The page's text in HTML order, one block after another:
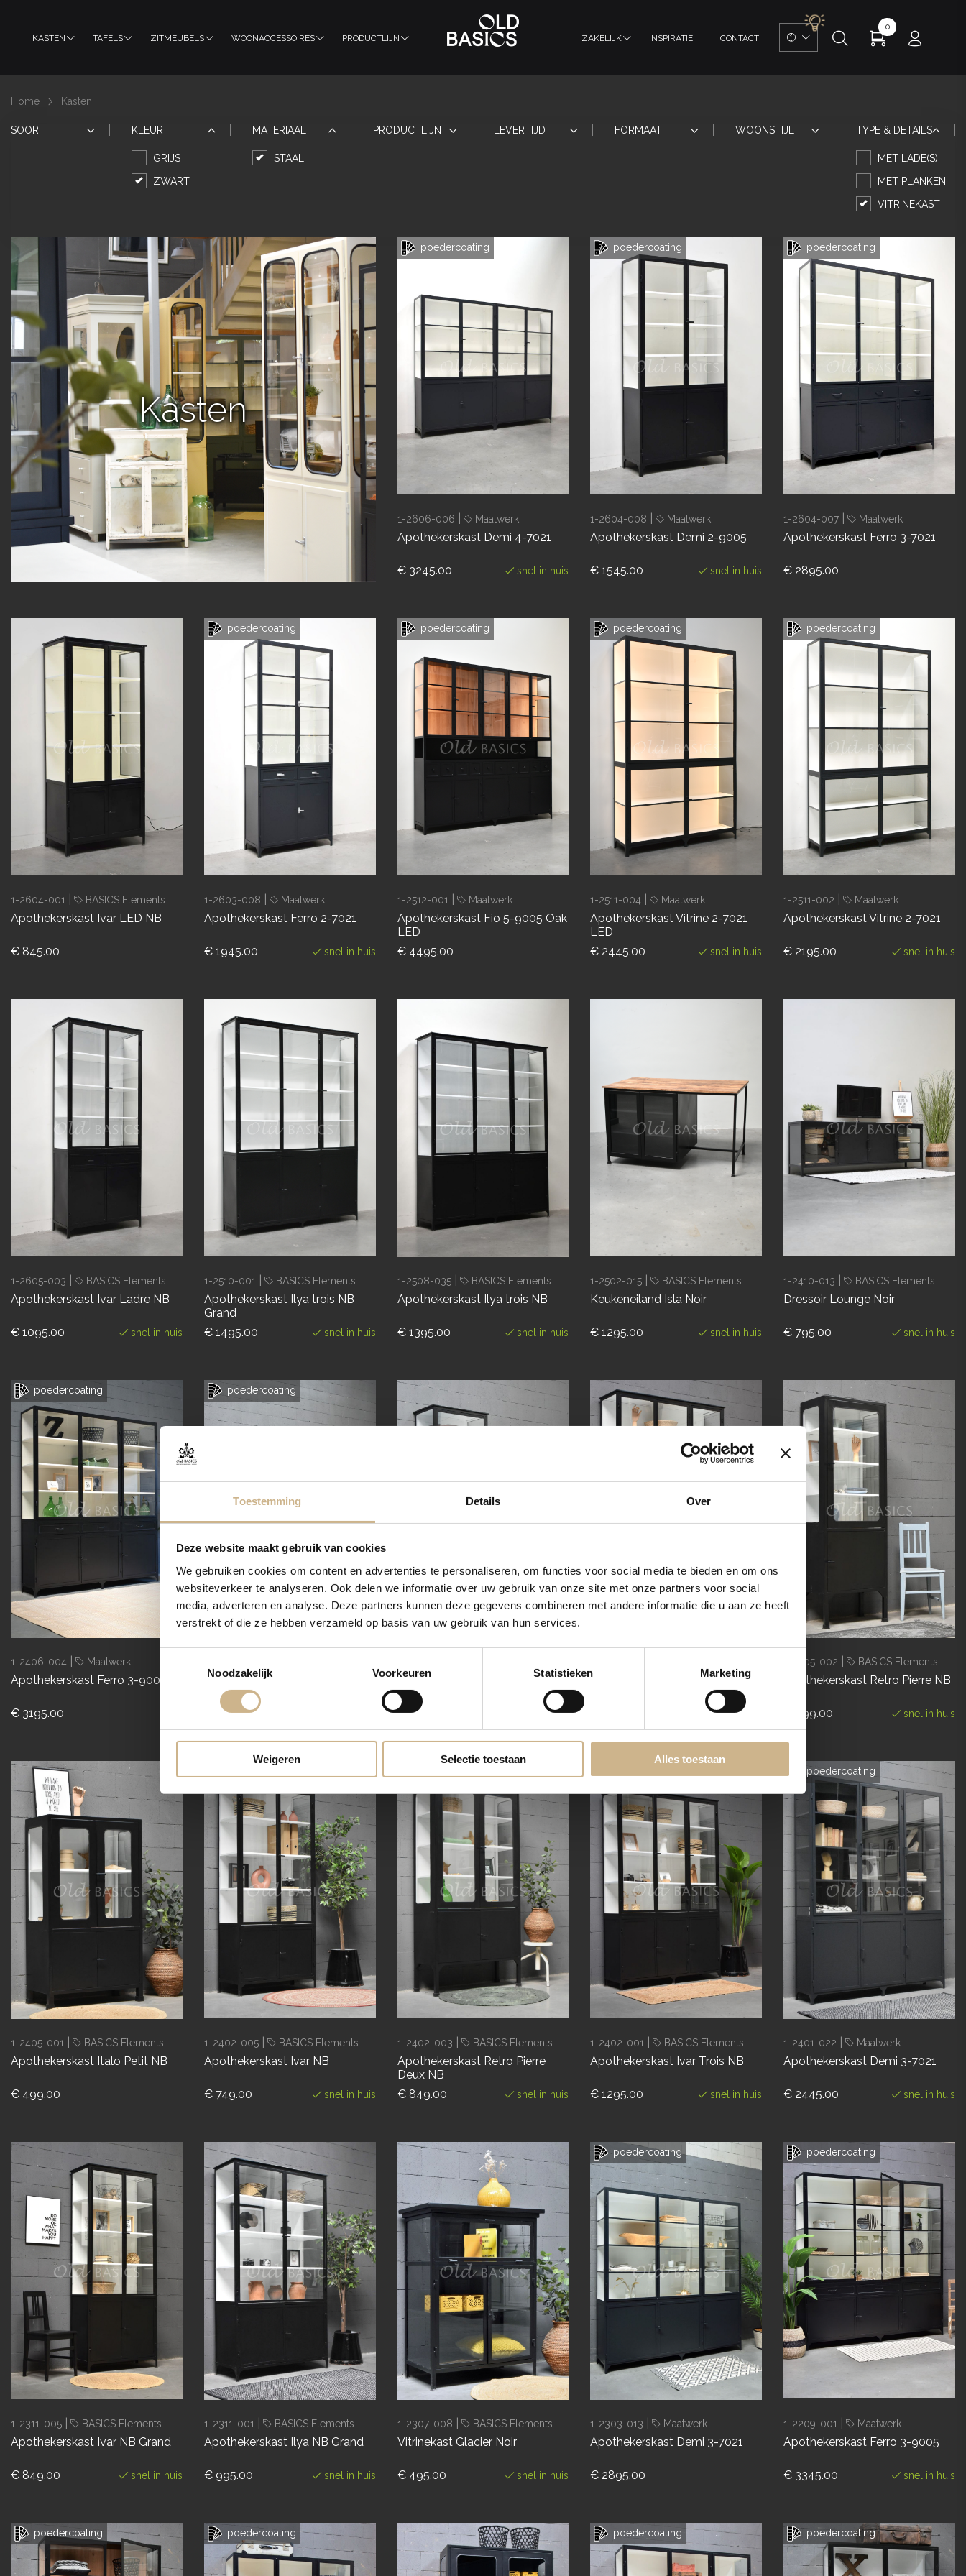
Toestemming Details Over
Deze website maakt gebruik van cookies
We gebruiken cookies om content en advertenties te personaliseren, om functies voor social media te bieden en om ons
websiteverkeer te analyseren. Ook delen we informatie over uw gebruik van onze site met onze partners voor social
media, adverteren en analyse. Deze partners kunnen deze gegevens combineren met andere informatie die u aan ze heeft
verstrekt of die ze hebben verzameld op basis van uw gebruik van hun services.
Noodzakelijk
Voorkeuren Statistieken Marketing
Weigeren Selectie toestaan Alles toestaan
KASTEN TAFELS ZITMEUBELS WOONACCESSOIRES PRODUCTLIJN ZAKELIJK INSPIRATIE CONTACT
0
Home Kasten
SOORT KLEUR
GRIJS
ZWART
MATERIAAL
STAAL
PRODUCTLIJN LEVERTIJD FORMAAT WOONSTIJL TYPE & DETAILS
MET LADE(S)
MET PLANKEN
VITRINEKAST
Kasten
poedercoating
1-2606-006 Maatwerk
Apothekerskast Demi 4-7021
€ 3245.00 snel in huis
poedercoating
1-2604-008 | Maatwerk
Apothekerskast Demi 2-9005
€ 1545.00 snel in huis
poedercoating
1-2604-007 | Maatwerk
Apothekerskast Ferro 3-7021
€ 2895.00
1-2604-001 BASICS Elements
Apothekerskast Ivar LED NB
€ 845.00
poedercoating
1-2603-008 Maatwerk
Apothekerskast Ferro 2-7021
€ 1945.00 snel in huis
poedercoating
1-2512-001| Maatwerk
Apothekerskast Fio 5-9005 Oak
LED
€ 4495.00
poedercoating
1-2511-004 | Maatwerk
Apothekerskast Vitrine 2-7021
LED
€ 2445.00
snel in huis
poedercoating
1-2511-002 | Maatwerk
Apothekerskast Vitrine 2-7021
€ 2195.00 snel in huis
1-2605-003 BASICS Elements
Apothekerskast Ivar Ladre NB
€ 1095.00 snel in huis
1-2510-001| BASICS Elements
Apothekerskast Ilya trois NB
Grand
€ 1495.00
snel in huis
1-2508-035| BASICS Elements
Apothekerskast Ilya trois NB
€ 1395.00 snel in huis
1-2502-015 | BASICS Elements
Keukeneiland Isla Noir
€ 1295.00 snel in huis
1-2410-013 | BASICS Elements
Dressoir Lounge Noir
€ 795.00 snel in huis
poedercoating
1-2406-004 Maatwerk
Apothekerskast Ferro 3-9005
€ 3195.00
poedercoating
Apothekerskast Ferro 4-7021
Oak
€ 4145.00
Apothekerskast Irvin NB
€ 679.00 snel in huis
Apothekerskast Ivar Trois Grand
snel in huis
1-2405-002 | BASICS Elements
Apothekerskast Retro Pierre NB
€ 699.00 snel in huis
1-2405-001 BASICS Elements
Apothekerskast Italo Petit NB
€ 499.00
1-2402-005| BASICS Elements
Apothekerskast Ivar NB
€ 749.00 snel in huis
1-2402-003 BASICS Elements
Apothekerskast Retro Pierre
Deux NB
€ 849.00
snel in huis
1-2402-001 | BASICS Elements
Apothekerskast Ivar Trois NB
€ 1295.00 snel in huis
poedercoating
1-2401-022 | Maatwerk
Apothekerskast Demi 3-7021
€ 2445.00 snel in huis
1-2311-005 BASICS Elements
Apothekerskast Ivar NB Grand
€ 849.00 snel in huis
1-2311-001| BASICS Elements
Apothekerskast Ilya NB Grand
€ 995.00 snel in huis
1-2307-008 BASICS Elements
Vitrinekast Glacier Noir
€ 495.00 snel in huis
poedercoating
1-2303-013 | Maatwerk
Apothekerskast Demi 3-7021
€ 2895.00
poedercoating
1-2209-001 | Maatwerk
Apothekerskast Ferro 3-9005
€ 3345.00 snel in huis
poedercoating poedercoating poedercoating poedercoating